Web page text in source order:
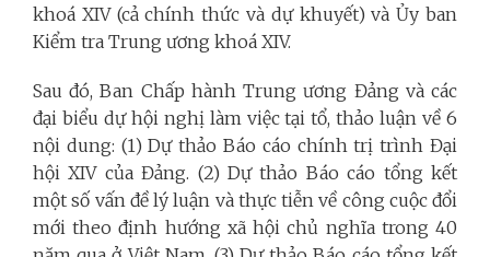
khoá XIV (cả chính thức và dự khuyết) và Ủy ban
Kiểm tra Trung ương khoá XIV.
Sau đó, Ban Chấp hành Trung ương Đảng và các
đại biểu dự hội nghị làm việc tại tổ, thảo luận về 6
nội dung: (1) Dự thảo Báo cáo chính trị trình Đại
hội XIV của Đảng. (2) Dự thảo Báo cáo tổng kết
một số vấn đề lý luận và thực tiễn về công cuộc đổi
mới theo định hướng xã hội chủ nghĩa trong 40